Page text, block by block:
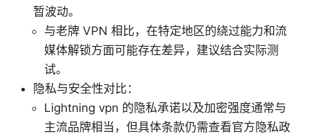
暂波动。
与老牌 VPN 相比，在特定地区的绕过能力和流
媒体解锁方面可能存在差异，建议结合实际测
试。
隐私与安全性对比：
Lightning vpn 的隐私承诺以及加密强度通常与
主流品牌相当，但具体条款仍需查看官方隐私政